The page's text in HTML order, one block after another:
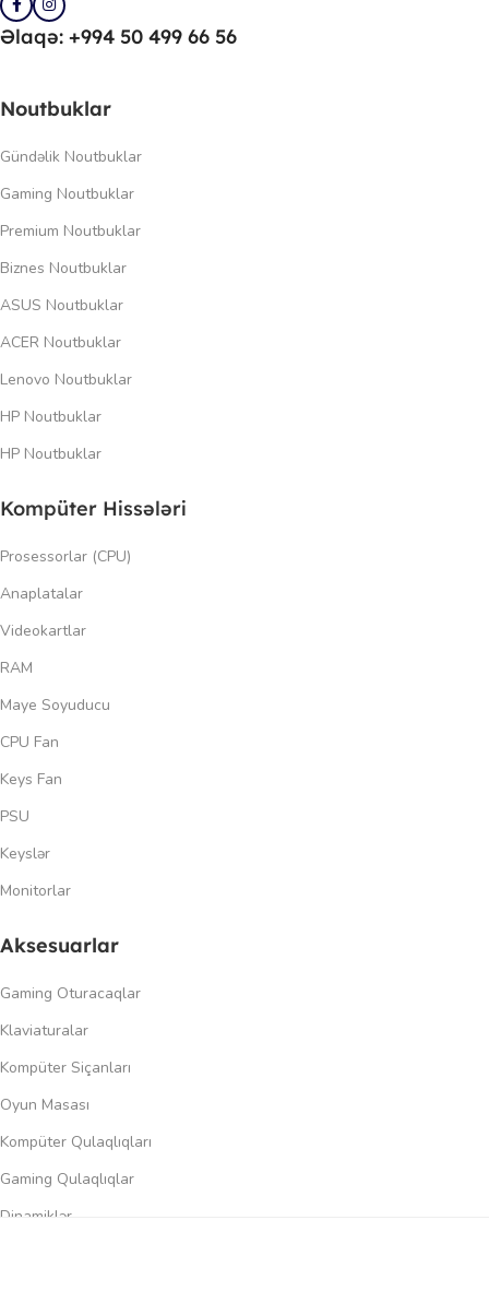
Əlaqə: +994 50 499 66 56
Noutbuklar
Gündəlik Noutbuklar
Gaming Noutbuklar
Premium Noutbuklar
Biznes Noutbuklar
ASUS Noutbuklar
ACER Noutbuklar
Lenovo Noutbuklar
HP Noutbuklar
HP Noutbuklar
Kompüter Hissələri
Prosessorlar (CPU)
Anaplatalar
Videokartlar
RAM
Maye Soyuducu
CPU Fan
Keys Fan
PSU
Keyslər
Monitorlar
Aksesuarlar
Gaming Oturacaqlar
Klaviaturalar
Kompüter Siçanları
Oyun Masası
Kompüter Qulaqlıqları
Gaming Qulaqlıqlar
Dinamiklər